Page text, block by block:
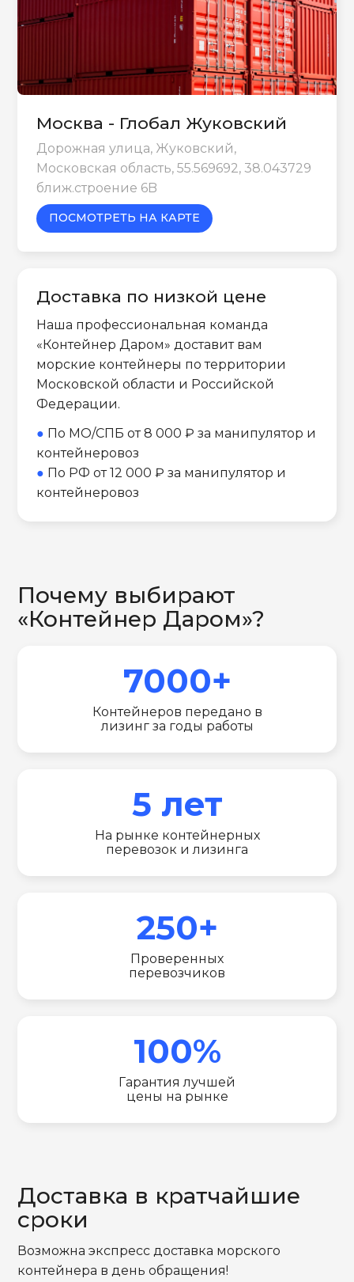
Москва - Глобал Жуковский
Дорожная улица, Жуковский,
Московская область, 55.569692, 38.043729
ближ.строение 6B
ПОСМОТРЕТЬ НА КАРТЕ
Доставка по низкой цене
Наша профессиональная команда
«Контейнер Даром» доставит вам
морские контейнеры по территории
Московской области и Российской
Федерации.
● По МО/СПБ от 8 000 ₽ за манипулятор и
контейнеровоз
● По РФ от 12 000 ₽ за манипулятор и
контейнеровоз
Почему выбирают
«Контейнер Даром»?
7000+
Контейнеров передано в
лизинг за годы работы
5 лет
На рынке контейнерных
перевозок и лизинга
250+
Проверенных
перевозчиков
100%
Гарантия лучшей
цены на рынке
Доставка в кратчайшие
сроки
Возможна экспресс доставка морского
контейнера в день обращения!